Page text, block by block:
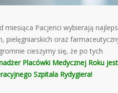
miesiąca Pacjenci wybierają
pielęgniarskich oraz
cieszymy się, że po tych
Placówki Medycznej Roku
Szpitala Rydygiera!